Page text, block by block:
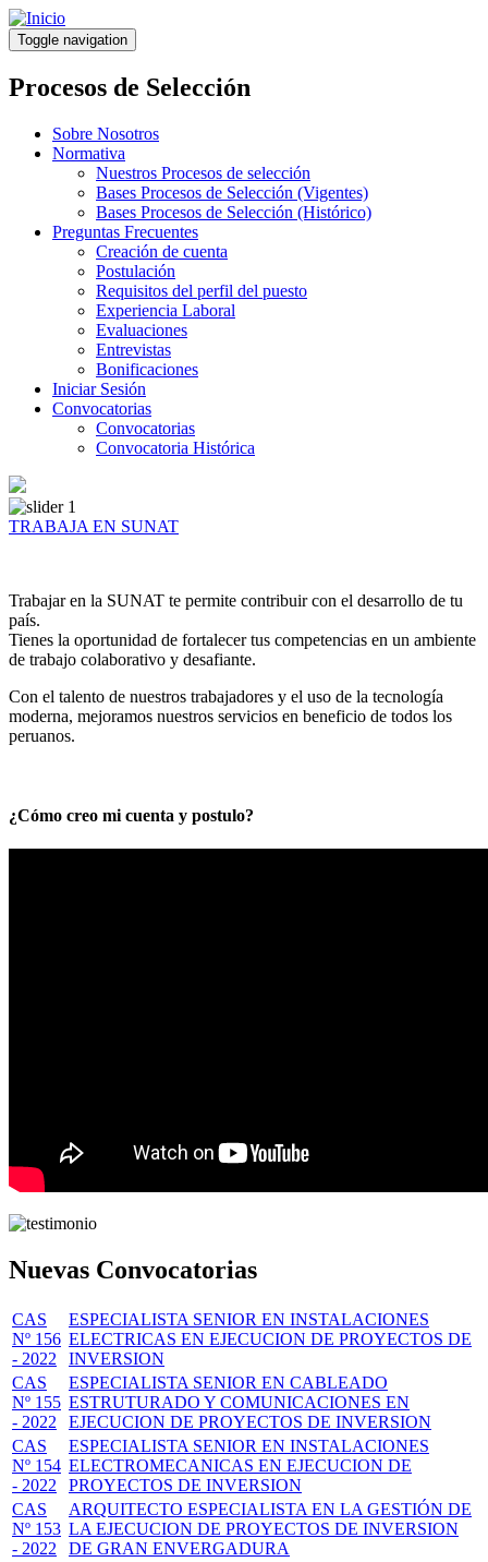
Pasar
al
contenido
principal
Toggle navigation
Procesos de Selección
Sobre Nosotros
Normativa
Nuestros Procesos de selección
Bases Procesos de Selección (Vigentes)
Bases Procesos de Selección (Histórico)
Preguntas Frecuentes
Creación de cuenta
Postulación
Requisitos del perfil del puesto
Experiencia Laboral
Evaluaciones
Entrevistas
Bonificaciones
Iniciar Sesión
Convocatorias
Convocatorias
Convocatoria Histórica
TRABAJA EN SUNAT
Trabajar en la SUNAT te permite contribuir con el desarrollo de tu
país.
Tienes la oportunidad de fortalecer tus competencias en un ambiente
de trabajo colaborativo y desafiante.
Con el talento de nuestros trabajadores y el uso de la tecnología
moderna, mejoramos nuestros servicios en beneficio de todos los
peruanos.
¿Cómo creo mi cuenta y postulo?
Nuevas Convocatorias
CAS
Nº 156
- 2022
ESPECIALISTA SENIOR EN INSTALACIONES
ELECTRICAS EN EJECUCION DE PROYECTOS DE
INVERSION
CAS
Nº 155
- 2022
ESPECIALISTA SENIOR EN CABLEADO
ESTRUTURADO Y COMUNICACIONES EN
EJECUCION DE PROYECTOS DE INVERSION
CAS
Nº 154
- 2022
ESPECIALISTA SENIOR EN INSTALACIONES
ELECTROMECANICAS EN EJECUCION DE
PROYECTOS DE INVERSION
CAS
Nº 153
- 2022
ARQUITECTO ESPECIALISTA EN LA GESTIÓN DE
LA EJECUCION DE PROYECTOS DE INVERSION
DE GRAN ENVERGADURA